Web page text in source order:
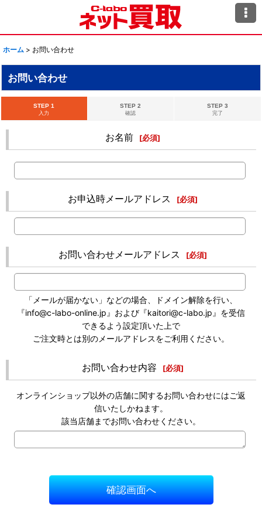
ホーム > お問い合わせ
お問い合わせ
STEP 1
入力
STEP 2
確認
STEP 3
完了
お名前 [必須]
お申込時メールアドレス [必須]
お問い合わせメールアドレス [必須]
「メールが届かない」などの場合、ドメイン解除を行い、
『info@c-labo-online.jp』および『kaitori@c-labo.jp』を受信
できるよう設定頂いた上で
ご注文時とは別のメールアドレスをご利用ください。
お問い合わせ内容 [必須]
オンラインショップ以外の店舗に関するお問い合わせにはご返
信いたしかねます。
該当店舗までお問い合わせください。
確認画面へ